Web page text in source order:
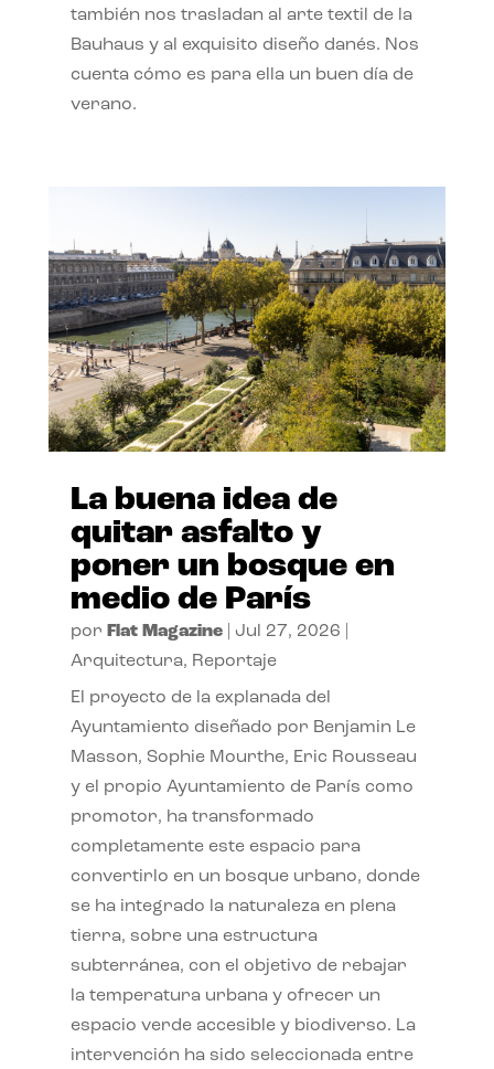
también nos trasladan al arte textil de la
Bauhaus y al exquisito diseño danés. Nos
cuenta cómo es para ella un buen día de
verano.
La buena idea de
quitar asfalto y
poner un bosque en
medio de París
por Flat Magazine| Jul 27, 2026
Arquitectura, Reportaje
El proyecto de la explanada del
Ayuntamiento diseñado por Benjamin Le
Masson, Sophie Mourthe, Eric Rousseau
y el propio Ayuntamiento de París como
promotor, ha transformado
completamente este espacio para
convertirlo en un bosque urbano, donde
se ha integrado la naturaleza en plena
tierra, sobre una estructura
subterránea, con el objetivo de rebajar
la temperatura urbana y ofrecer un
espacio verde accesible y biodiverso. La
intervención ha sido seleccionada entre